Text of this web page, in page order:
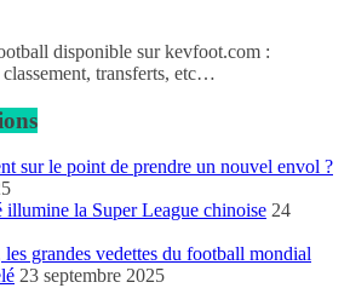
disponible sur kevfoot.com :
transferts, etc…
sur le point de prendre un nouvel envol ?
la Super League chinoise 24
grandes vedettes du football mondial
23 septembre 2025